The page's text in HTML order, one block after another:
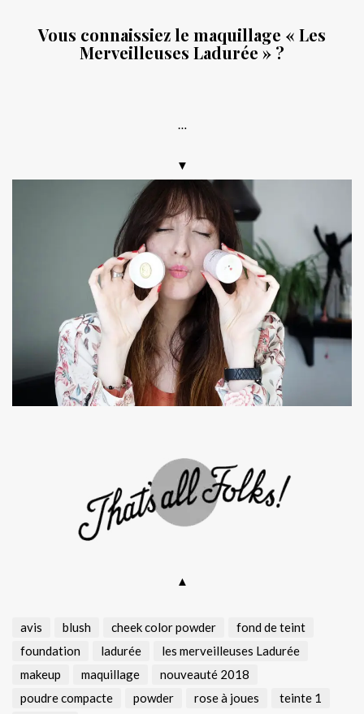
Vous connaissiez le maquillage « Les
Merveilleuses Ladurée » ?
…
▼
▲
avis blush cheek color powder
fond de teint
foundation
ladurée
les merveilleuses Ladurée
makeup
maquillage
nouveauté 2018
poudre compacte
powder rose à joues
teinte 1